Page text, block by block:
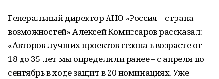
Генеральный директор АНО «Россия – страна
возможностей» Алексей Комиссаров рассказал:
«Авторов лучших проектов сезона в возрасте от
18 до 35 лет мы определили ранее – с апреля по
сентябрь в ходе защит в 20 номинациях. Уже